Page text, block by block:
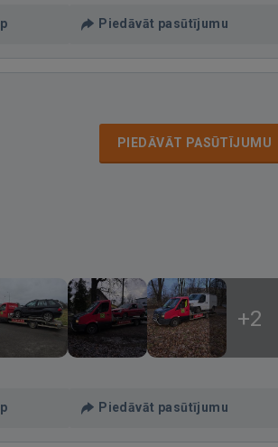
Piedāvāt pasūtījumu
PIEDĀVĀT PASŪTĪJUMU
+2
Piedāvāt pasūtījumu